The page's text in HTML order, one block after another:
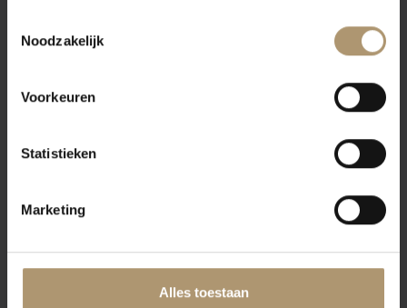
Noodzakelijk
Voorkeuren
Statistieken
Marketing
Alles toestaan